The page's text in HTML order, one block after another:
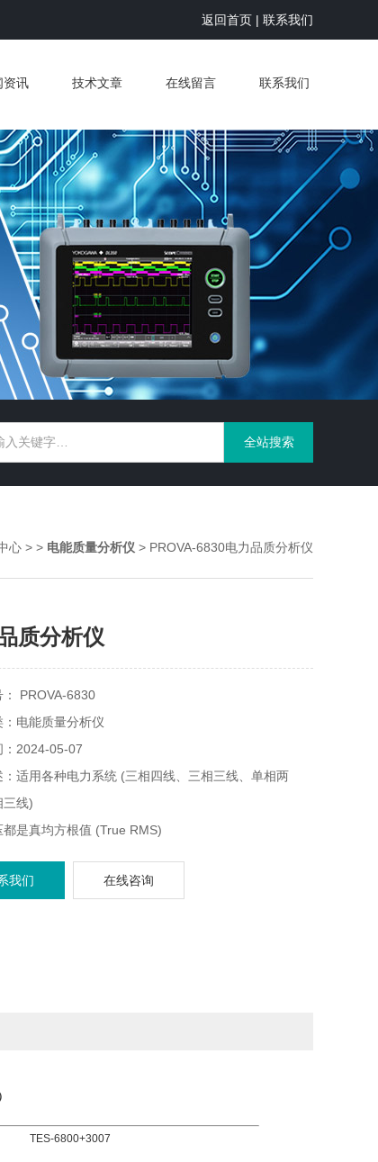
返回首页 | 联系我们
资讯 技术文章 在线留言 联系我们
心 > > 电能质量分析仪 > PROVA-6830电力品质分析仪
质分析仪
： PROVA-6830
：电能质量分析仪
：2024-05-07
：适用各种电力系统 (三相四线、三相三线、单相两
三线)
都是真均方根值 (True RMS)
(VA ， KVA ， MVA) ，虛功率 (VAR ， KVAR ，
我们 在线咨询
TES-6800+3007